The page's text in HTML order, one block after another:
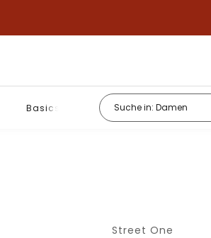
Basics
Street One